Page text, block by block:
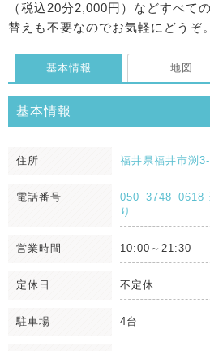
（税込20分2,000円）などすべて
替えも不要なのでお気軽にどうぞ。
基本情報 地図
基本情報
住所 福井県福井市渕
電話番号
050ｰ3748ｰ0618
り
営業時間 10:00～21:30
定休日 不定休
駐車場 4台